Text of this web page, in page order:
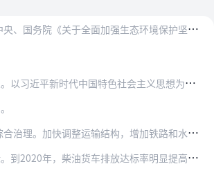
为
深入贯彻中共中央、国务院《关于全面加强生态环境保护坚决打好污染防治攻坚战的意见》和国务院印发的《打赢蓝天保卫战三年行动计划》的要求，加强柴油货车超标排放治理，…
色社会主义思想为指导，全面贯彻党的十九大和十九届二中、三中全会精神，认真落实党中央、国务院决策部署和全国生态环境保护大会要求，坚持…
坚
持源头防范、综合治理。加快调整运输结构，增加铁路和水路货运量，减少公路大宗货物中长距离货运量。推广使用新能源和清洁能源汽车，壮大绿色运输车队。优化运输组织，提…
排放达标率明显提高，柴油和车用尿素质量明显改善，柴油货车氮氧化物和颗粒物排放总量明显下降，重点区域城市空气二氧化氮浓度逐步降低，…